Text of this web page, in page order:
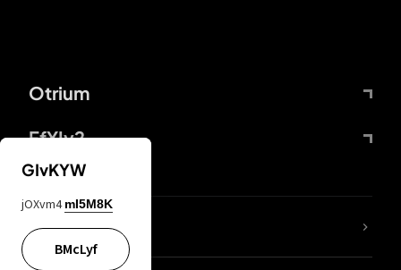
Otrium
FfYIy2
65A04M
GIvKYW
jOXvm4 mI5M8K
BMcLyf